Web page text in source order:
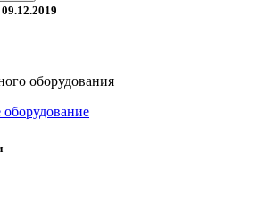
09.12.2019
оборудования
оборудование